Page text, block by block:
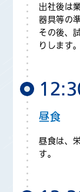
出社後は
器具等の
その後、
りします。
昼食
昼食は、
す。